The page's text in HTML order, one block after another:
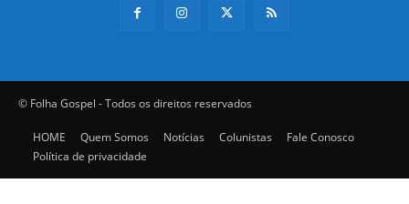
© Folha Gospel - Todos os direitos reservados
HOME Quem Somos Notícias Colunistas
Fale Conosco
Política de privacidade